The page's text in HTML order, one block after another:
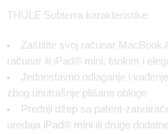
THULE Subterra karakteristike:
Zaštitite svoj računar MacBook
računar ili iPad® mini, tankim i
Jednostavno odlaganje i
zbog unutrašnje plišane obloge
Prednji džep sa patent-
uređaja iPad® mini ili druge